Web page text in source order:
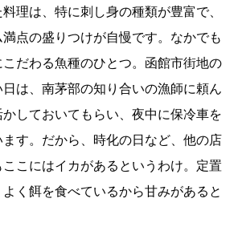
理は、特に刺し身の種類が豊富で、
点の盛りつけが自慢です。なかでも
だわる魚種のひとつ。函館市街地の
は、南茅部の知り合いの漁師に頼ん
しておいてもらい、夜中に保冷車を
す。だから、時化の日など、他の店
こにはイカがあるというわけ。定置
く餌を食べているから甘みがあると